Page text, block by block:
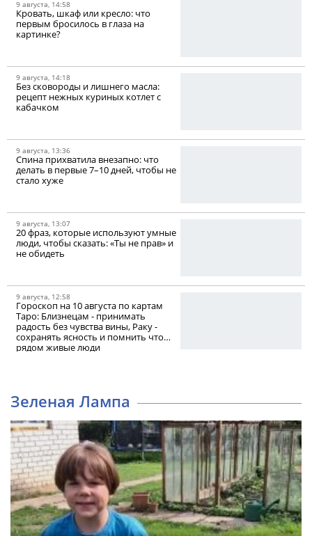
9 августа, 14:58
Кровать, шкаф или кресло: что
первым бросилось в глаза на
картинке?
9 августа, 14:18
Без сковороды и лишнего масла:
рецепт нежных куриных котлет с
кабачком
9 августа, 13:36
Спина прихватила внезапно: что
делать в первые 7–10 дней, чтобы не
стало хуже
9 августа, 13:07
20 фраз, которые используют умные
люди, чтобы сказать: «Ты не прав» и
не обидеть
9 августа, 12:58
Гороскоп на 10 августа по картам
Таро: Близнецам - принимать
радость без чувства вины, Раку -
сохранять ясность и помнить что
рядом живые люди
Зеленая Лампа